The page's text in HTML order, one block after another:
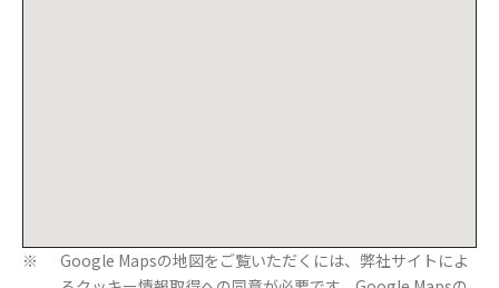
※
Google Mapsの地図をご覧いただくには、弊社サイトによ